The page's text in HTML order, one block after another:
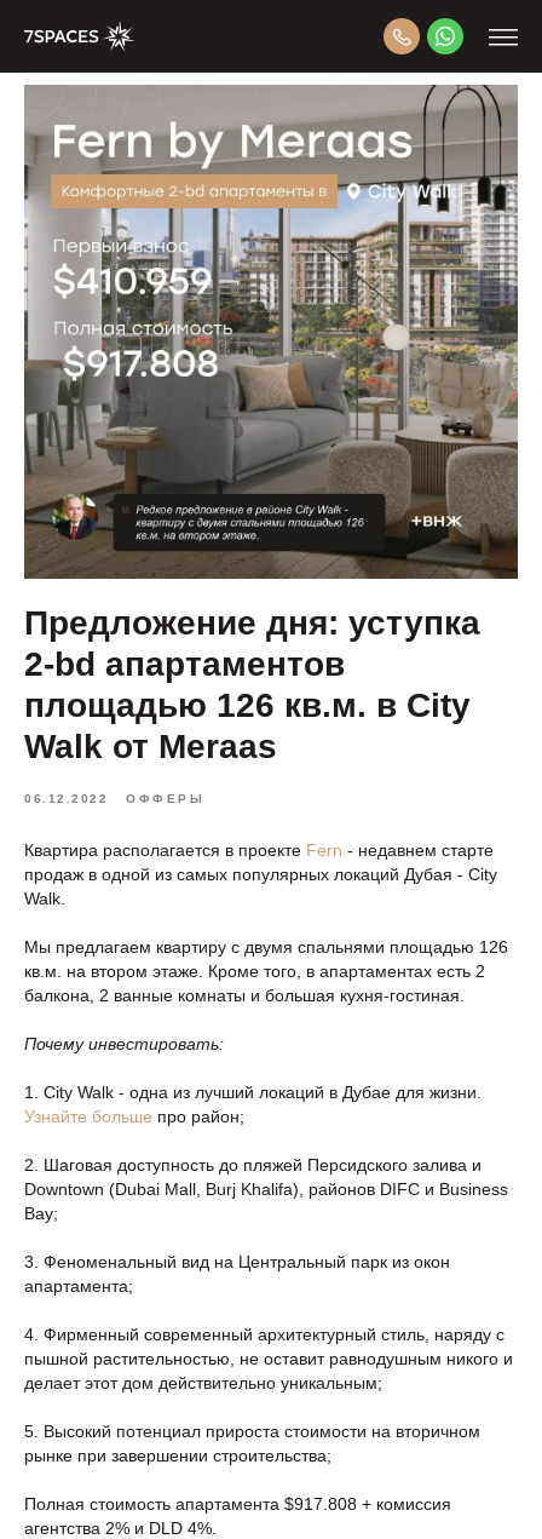
Предложение дня: уступка
2-bd апартаментов
площадью 126 кв.м. в City
Walk от Meraas
06.12.2022 ОФФЕРЫ
Квартира располагается в проекте Fern - недавнем старте
продаж в одной из самых популярных локаций Дубая - City
Walk.
Мы предлагаем квартиру с двумя спальнями площадью 126
кв.м. на втором этаже. Кроме того, в апартаментах есть 2
балкона, 2 ванные комнаты и большая кухня-гостиная.
Почему инвестировать:
1. City Walk - одна из лучший локаций в Дубае для жизни.
Узнайте больше про район;
2. Шаговая доступность до пляжей Персидского залива и
Downtown (Dubai Mall, Burj Khalifa), районов DIFC и Business
Bay;
3. Феноменальный вид на Центральный парк из окон
апартамента;
4. Фирменный современный архитектурный стиль, наряду с
пышной растительностью, не оставит равнодушным никого и
делает этот дом действительно уникальным;
5. Высокий потенциал прироста стоимости на вторичном
рынке при завершении строительства;
Полная стоимость апартамента $917.808 + комиссия
агентства 2% и DLD 4%.